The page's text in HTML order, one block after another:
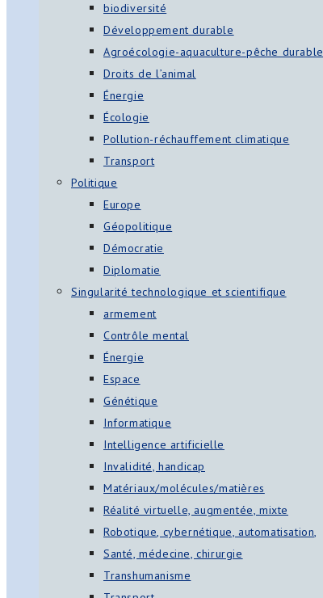
biodiversité
Développement durable
Agroécologie-aquaculture-pêche durable
Droits de l’animal
Énergie
Écologie
Pollution-réchauffement climatique
Transport
Politique
Europe
Géopolitique
Démocratie
Diplomatie
Singularité technologique et scientifique
armement
Contrôle mental
Énergie
Espace
Génétique
Informatique
Intelligence artificielle
Invalidité, handicap
Matériaux/molécules/matières
Réalité virtuelle, augmentée, mixte
Robotique, cybernétique, automatisation,
Santé, médecine, chirurgie
Transhumanisme